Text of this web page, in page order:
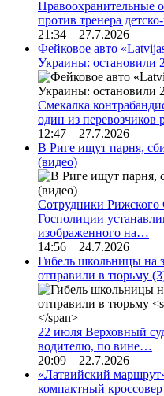
Правоохранительные
против тренера
21:34 27.7.2026
Фейковое авто
Украины: остановили
Смекалка
один из
12:47 27.7.2026
В Риге ищут парня,
(видео)
Сотрудники Рижского
Госполиции
изображенного на…
14:56 24.7.2026
Гибель школьницы на
отправили в тюрьму
22 июля Верховный
водителю, по вине…
20:09 22.7.2026
«Латвийский
компактный кроссовер